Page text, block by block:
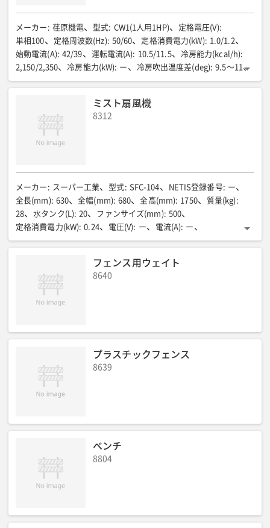
弱166/中195/強201
首振り角度(度): 左45/右45/上40/下20
回転数(50Hz)(rpm): 弱1305/中1350/強1360 回転数(60Hz)(rpm)
弱1375/中1505/強1585
風速(50Hz)(m/min):
弱384、中408、強426
風速(60Hz)(m/min):
弱450、中492、強504
モーター 開放式 サイズ(mm):
W783✕D683✕H1107〜1411
質量(kg): 5.2
メーカー : 荏原機電 型式: CW1(1人用1HP) 定格電圧(V):
単相100
定格周波数(Hz): 50/60 定格消費電力(kW): 1.0/1.2
始動電流(A): 42/39 運転電流(A): 10.5/11.5 冷房能力(kcal/h):
2,150/2,350
冷房能力(kW): ー 冷房吹出温度差(deg): 9.5〜11
運転範囲: 25℃D.B.50%RH〜45℃D.B.40%RH
風量切替/エアフィルタ: 強弱2段切替/樹脂ネット
保護装置: 過電流継電器・コンプレッサー保護サーモスタット
逆相保護装置・ファンモータ保護サーマルプロテクタ
特別附属品: 延長ダクト(〜5m) 外形寸法(mm): 490×860×390
本体質量(kg) : 48 吐出口数(個) : ー 電圧(V): ー
消費電力(50/60Hz)(W): ー 風量(強)(㎥/min): ー
風量(弱)(㎥/min): ー 全高(mm): ー 全幅(mm)
ー
質量(kg): ー
ミスト扇風機
8312
メーカー : スーパー工業 型式: SFC-104 NETIS登録番号: ー
全長(mm): 630 全幅(mm): 680 全高(mm): 1750 質量(kg):
28
水タンク(L): 20 ファンサイズ(mm): 500
定格消費電力(kW): 0.24 電圧(V): ー 電流(A): ー
消費電力(50/60Hz)(W): ー 周波数(Hz): ー ファン 直径(mm):
首折れ角度(上下)(度): ー 電源コード(m)
フェンス用ウェイト
8640
プラスチックフェンス
8639
ベンチ
8804